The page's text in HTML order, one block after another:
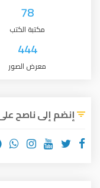
78
مكتبة الكتب
444
معرض الصور
إنضم إلى ناصح